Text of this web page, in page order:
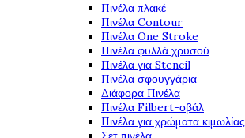
Πινέλα πλακέ
Πινέλα Contour
Πινέλα One Stroke
Πινέλα φυλλά χρυσού
Πινέλα για Stencil
Πινέλα σφουγγάρια
Διάφορα Πινέλα
Πινέλα Filbert-οβάλ
Πινέλα για χρώματα κιμωλίας